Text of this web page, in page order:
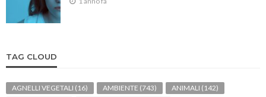
TAG CLOUD
AGNELLI VEGETALI (16) AMBIENTE (743) ANIMALI (142)